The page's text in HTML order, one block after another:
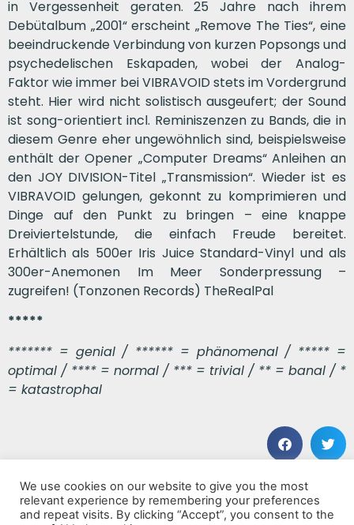
in Vergessenheit geraten. 25 Jahre nach ihrem
Debütalbum „2001“ erscheint „Remove The Ties“, eine
beeindruckende Verbindung von kurzen Popsongs und
psychedelischen Eskapaden, wobei der Analog-
Faktor wie immer bei VIBRAVOID stets im Vordergrund
steht. Hier wird nicht solistisch ausgeufert; der Sound
ist song-orientiert incl. Reminiszenzen zu Bands, die in
diesem Genre eher ungewöhnlich sind, beispielsweise
enthält der Opener „Computer Dreams“ Anleihen an
den JOY DIVISION-Titel „Transmission“. Wieder ist es
VIBRAVOID gelungen, gekonnt zu komprimieren und
Dinge auf den Punkt zu bringen – eine knappe
Dreiviertelstunde, die einfach Freude bereitet.
Erhältlich als 500er Iris Juice Standard-Vinyl und als
300er-Anemonen Im Meer Sonderpressung –
zugreifen! (Tonzonen Records) TheRealPal
*****
******* = genial / ****** = phänomenal / ***** =
optimal / **** = normal / *** = trivial / ** = banal / *
= katastrophal
VORHERIGER BEITRAG
Energie
NÄCHSTER BEITRAG
The eternal Moment
We use cookies on our website to give you the most
relevant experience by remembering your preferences
and repeat visits. By clicking “Accept”, you consent to the